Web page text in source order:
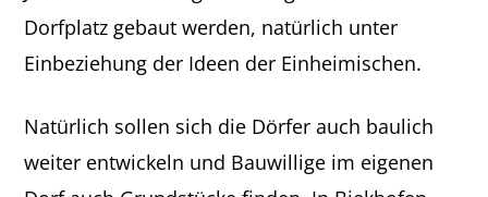
Dorfplatz gebaut werden, natürlich unter
Einbeziehung der Ideen der Einheimischen.
Natürlich sollen sich die Dörfer auch baulich
weiter entwickeln und Bauwillige im eigenen